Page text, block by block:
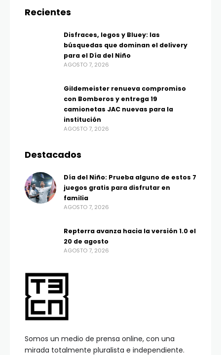
Somos un medio de prensa online, con una
mirada totalmente pluralista e independiente.
Recientes
Disfraces, legos y Bluey: las
búsquedas que dominan el delivery
para el Día del Niño
AGOSTO 7, 2026
Gildemeister renueva compromiso
con Bomberos y entrega 19
camionetas JAC nuevas para la
institución
AGOSTO 7, 2026
Destacados
Día del Niño: Prueba alguno de estos 7
juegos gratis para disfrutar en
familia
AGOSTO 7, 2026
Repterra avanza hacia la versión 1.0 el
20 de agosto
AGOSTO 7, 2026